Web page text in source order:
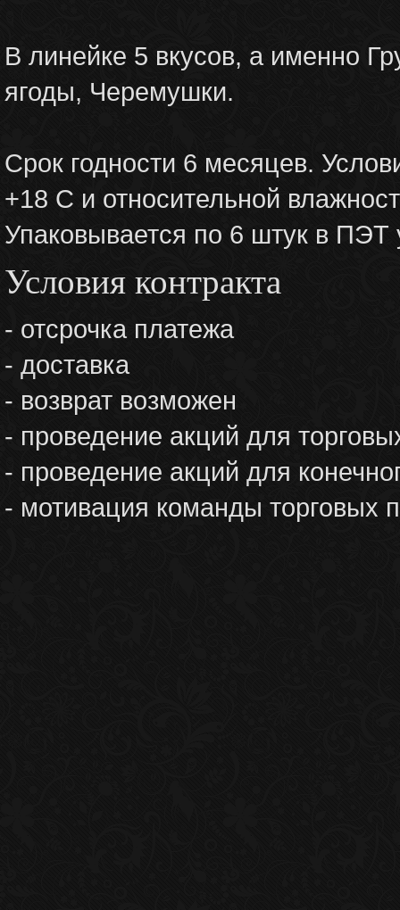
В линейке 5 вкусов, а именно
ягоды, Черемушки.
Срок годности 6 месяцев.
+18 С и относительной
Упаковывается по 6 штук в ПЭТ
Условия контракта
- отсрочка платежа
- доставка
- возврат возможен
- проведение акций для
- проведение акций для
- мотивация команды торговых